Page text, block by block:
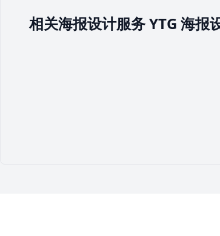
相关海报设计服务 YTG 海报